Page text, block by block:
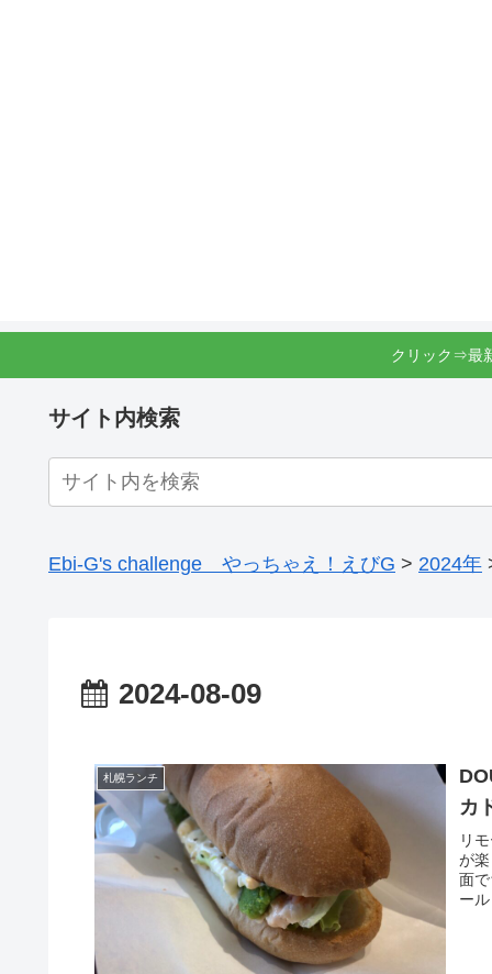
クリック⇒最
サイト内検索
Ebi-G's challenge やっちゃえ！えびG > 2024年
2024-08-09
札幌ランチ
カ
リ
が
面
ー